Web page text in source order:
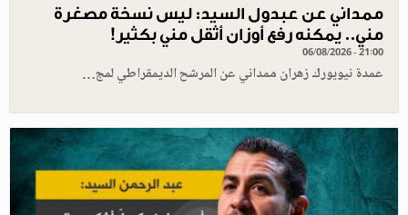
ممداني عن عبدول السيد: ليس نسخة مصغرة
مني.. يمكنه رفع أوزان أثقل مني بكثير!
06/08/2026 - 21:00
عمدة نيويورك زهران ممداني عن المرشح الديمقراطي لمج…